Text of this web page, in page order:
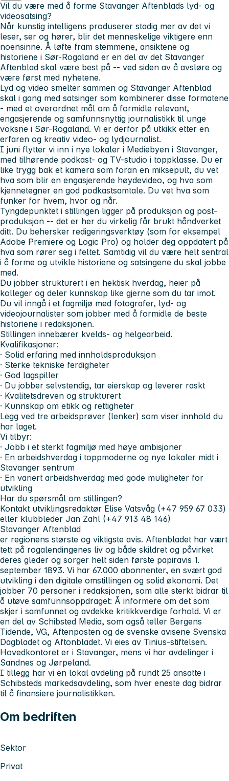
Vil du være med å forme Stavanger Aftenblads lyd- og
videosatsing?
Når kunstig intelligens produserer stadig mer av det vi
leser, ser og hører, blir det menneskelige viktigere enn
noensinne. Å løfte fram stemmene, ansiktene og
historiene i Sør-Rogaland er en del av det Stavanger
Aftenblad skal være best på -- ved siden av å avsløre og
være først med nyhetene.
Lyd og video smelter sammen og Stavanger Aftenblad
skal i gang med satsinger som kombinerer disse formatene
- med et overordnet mål om å formidle relevant,
engasjerende og samfunnsnyttig journalistikk til unge
voksne i Sør-Rogaland. Vi er derfor på utkikk etter en
erfaren og kreativ video- og lydjournalist.
I juni flytter vi inn i nye lokaler i Mediebyen i Stavanger,
med tilhørende podkast- og TV-studio i toppklasse. Du er
like trygg bak et kamera som foran en miksepult, du vet
hva som blir en engasjerende høydevideo, og hva som
kjennetegner en god podkastsamtale. Du vet hva som
funker for hvem, hvor og når.
Tyngdepunktet i stillingen ligger på produksjon og post-
produksjon -- det er her du virkelig får brukt håndverket
ditt. Du behersker redigeringsverktøy (som for eksempel
Adobe Premiere og Logic Pro) og holder deg oppdatert på
hva som rører seg i feltet. Samtidig vil du være helt sentral
i å forme og utvikle historiene og satsingene du skal jobbe
med.
Du jobber strukturert i en hektisk hverdag, heier på
kolleger og deler kunnskap like gjerne som du tar imot.
Du vil inngå i et fagmiljø med fotografer, lyd- og
videojournalister som jobber med å formidle de beste
historiene i redaksjonen.
Stillingen innebærer kvelds- og helgearbeid.
Kvalifikasjoner:
· Solid erfaring med innholdsproduksjon
· Sterke tekniske ferdigheter
· God lagspiller
· Du jobber selvstendig, tar eierskap og leverer raskt
· Kvalitetsdreven og strukturert
· Kunnskap om etikk og rettigheter
Legg ved tre arbeidsprøver (lenker) som viser innhold du
har laget.
Vi tilbyr:
· Jobb i et sterkt fagmiljø med høye ambisjoner
· En arbeidshverdag i toppmoderne og nye lokaler midt i
Stavanger sentrum
· En variert arbeidshverdag med gode muligheter for
utvikling
Har du spørsmål om stillingen?
Kontakt utviklingsredaktør Elise Vatsvåg (+47 959 67 033)
eller klubbleder Jan Zahl (+47 913 48 146)
Stavanger Aftenblad
er regionens største og viktigste avis. Aftenbladet har vært
tett på rogalendingenes liv og både skildret og påvirket
deres gleder og sorger helt siden første papiravis 1.
september 1893. Vi har 67.000 abonnenter, en svært god
utvikling i den digitale omstillingen og solid økonomi. Det
jobber 70 personer i redaksjonen, som alle sterkt bidrar til
å utøve samfunnsoppdraget: Å informere om det som
skjer i samfunnet og avdekke kritikkverdige forhold. Vi er
en del av Schibsted Media, som også teller Bergens
Tidende, VG, Aftenposten og de svenske avisene Svenska
Dagbladet og Aftonbladet. Vi eies av Tinius-stiftelsen.
Hovedkontoret er i Stavanger, mens vi har avdelinger i
Sandnes og Jørpeland.
I tillegg har vi en lokal avdeling på rundt 25 ansatte i
Schibsteds markedsavdeling, som hver eneste dag bidrar
til å finansiere journalistikken.
Om bedriften
Sektor
Privat